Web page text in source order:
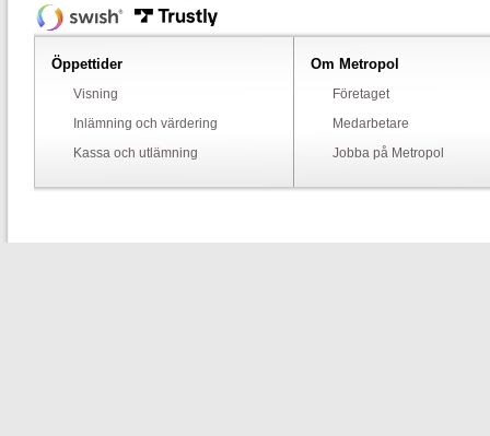
Öppettider
Visning
Inlämning och värdering
Kassa och utlämning
Om Metropol
Företaget
Medarbetare
Jobba på Metropol